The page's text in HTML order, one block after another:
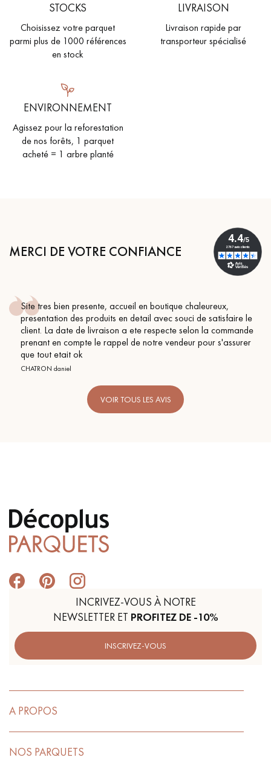
STOCKS
Choisissez votre parquet
parmi plus de 1000 références
en stock
LIVRAISON
Livraison rapide par
transporteur spécialisé
ENVIRONNEMENT
Agissez pour la reforestation
de nos forêts, 1 parquet
acheté = 1 arbre planté
MERCI DE VOTRE CONFIANCE
chaleureux,
souci de satisfaire le
selon la commande
pour s'assurer
Conseil parfait, échanges fluides. Je
BEILE FRANCK
VOIR TOUS LES AVIS
INCRIVEZ-VOUS À NOTRE
NEWSLETTER ET PROFITEZ DE -10%
INSCRIVEZ-VOUS
A PROPOS
NOS PARQUETS